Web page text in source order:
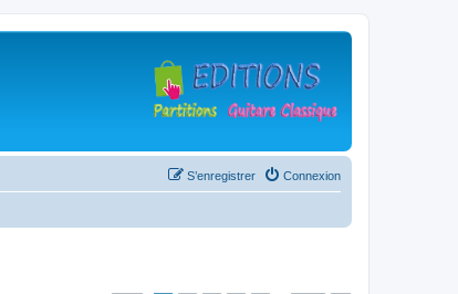
Connexion
S’enregistrer